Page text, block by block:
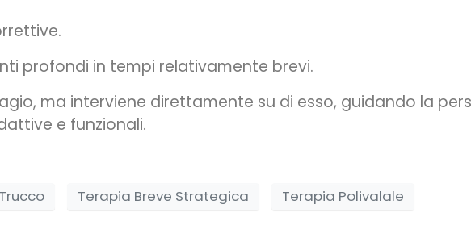
profondi in tempi relativamente brevi.
ma interviene direttamente su di esso, guidando la
e funzionali.
Terapia Breve Strategica Terapia Polivalale